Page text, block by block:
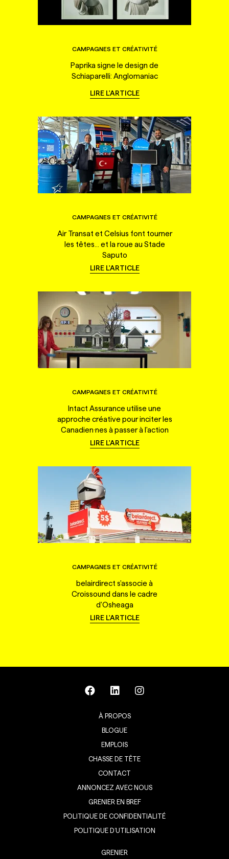
CAMPAGNES ET CRÉATIVITÉ
Paprika signe le design de
Schiaparelli: Anglomaniac
LIRE L'ARTICLE
CAMPAGNES ET CRÉATIVITÉ
Air Transat et Celsius font tourner
les têtes... et la roue au Stade
Saputo
LIRE L'ARTICLE
CAMPAGNES ET CRÉATIVITÉ
Intact Assurance utilise une
approche créative pour inciter les
Canadien·nes à passer à l'action
LIRE L'ARTICLE
CAMPAGNES ET CRÉATIVITÉ
belairdirect s'associe à
Croissound dans le cadre
d'Osheaga
LIRE L'ARTICLE
À PROPOS
BLOGUE
EMPLOIS
CHASSE DE TÊTE
CONTACT
ANNONCEZ AVEC NOUS
GRENIER EN BREF
POLITIQUE DE CONFIDENTIALITÉ
POLITIQUE D’UTILISATION
GRENIER